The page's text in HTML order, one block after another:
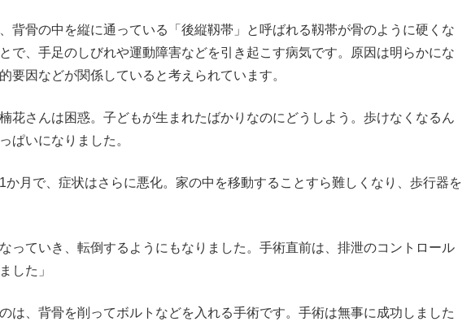
背骨の中を縦に通っている「後縦靱帯」と呼ばれる靱帯が骨のように硬くな
で、手足のしびれや運動障害などを引き起こす病気です。原因は明らかにな
要因などが関係していると考えられています。
花さんは困惑。子どもが生まれたばかりなのにどうしよう。歩けなくなるん
ぱいになりました。
月で、症状はさらに悪化。家の中を移動することすら難しくなり、歩行器を
っていき、転倒するようにもなりました。手術直前は、排泄のコントロール
した」
は、背骨を削ってボルトなどを入れる手術です。手術は無事に成功しました